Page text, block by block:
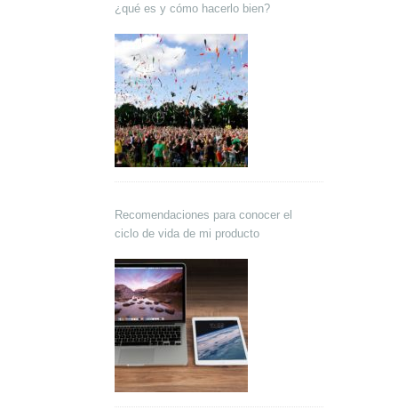
¿qué es y cómo hacerlo bien?
Recomendaciones para conocer el
ciclo de vida de mi producto